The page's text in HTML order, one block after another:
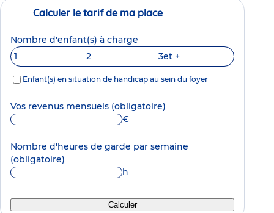
Calculer le tarif de ma place
Nombre d'enfant(s) à charge
1
2 3et +
Enfant(s) en situation de handicap au sein du foyer
Vos revenus mensuels (obligatoire)
€
Nombre d'heures de garde par semaine
(obligatoire)
h
Calculer